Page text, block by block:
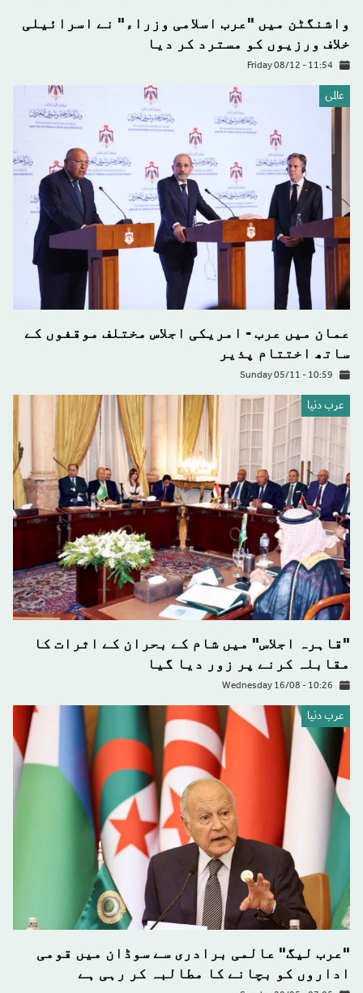
واشنگٹن میں "عرب اسلامی وزراء" نے اسرائیلی
خلاف ورزیوں کو مسترد کر دیا
Friday 08/12 - 11:54
عالمى
عمان میں عرب - امریکی اجلاس مختلف موقفوں کے
ساتھ اختتام پذیر
Sunday 05/11 - 10:59
عرب دنیا
"قاہرہ اجلاس" میں شام کے بحران کے اثرات کا
مقابلہ کرنے پر زور دیا گیا
Wednesday 16/08 - 10:26
عرب دنیا
"عرب لیگ" عالمی برادری سے سوڈان میں قومی
اداروں کو بچانے کا مطالبہ کر رہی ہے